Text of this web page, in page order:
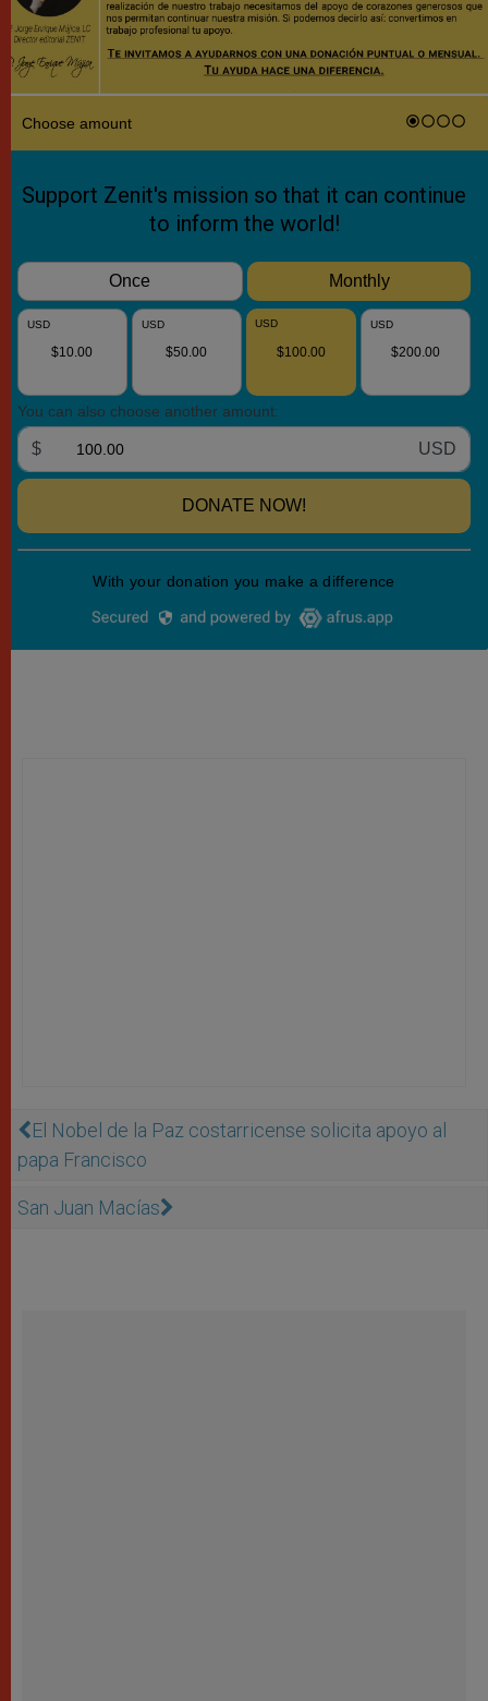
El Nobel de la Paz costarricense solicita apoyo al
papa Francisco
San Juan Macías